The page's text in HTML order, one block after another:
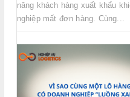
năng khách hàng xuất khẩu
nghiệp mất đơn hàng. Cùng...